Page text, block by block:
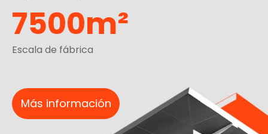
7500m²
Escala de fábrica
Más información